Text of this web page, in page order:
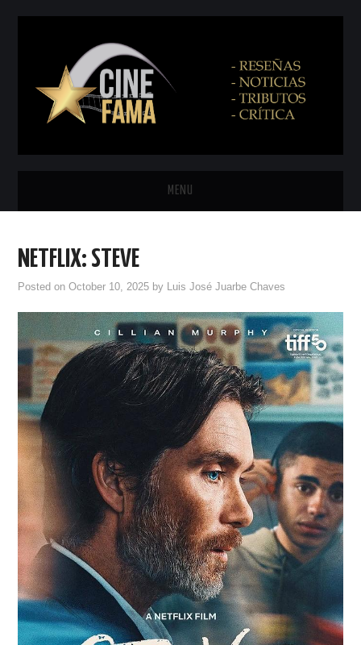
MENU
EN CINES
NETFLIX
RESEÑAS
ESPAÑOL
NETFLIX: STEVE
Posted onOctober 10, 2025 by Luis José Juarbe Chaves